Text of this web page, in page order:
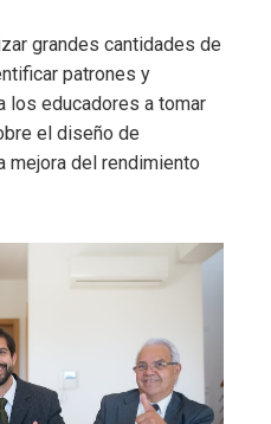
grandes cantidades de
patrones y
los educadores a tomar
el diseño de
mejora del rendimiento